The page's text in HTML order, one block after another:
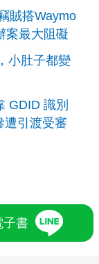
賊搭Waymo
案最大阻礙
小肚子都變
GDID 識別
遭引渡受審
子書